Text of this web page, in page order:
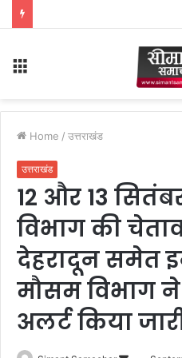
Home / उत्तराखंड
उत्तराखंड
12 और 13
विभाग की
देहरादून समेत
मौसम विभाग ने
अलर्ट किया